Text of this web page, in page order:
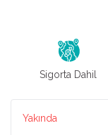
Sigorta Dahil
Yakında